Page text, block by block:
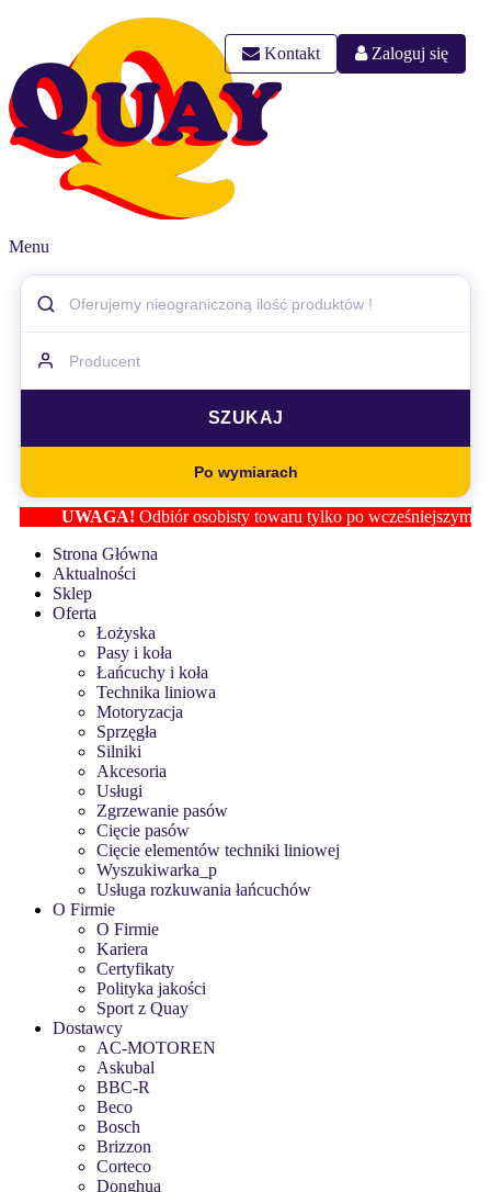
Kontakt Zaloguj się
Menu
Po wymiarach
UWAGA!Odbiór osobisty towaru tylko po wcześniejszym
Strona Główna
Aktualności
Sklep
Oferta
Łożyska
Pasy i koła
Łańcuchy i koła
Technika liniowa
Motoryzacja
Sprzęgła
Silniki
Akcesoria
Usługi
Zgrzewanie pasów
Cięcie pasów
Cięcie elementów techniki liniowej
Wyszukiwarka_p
Usługa rozkuwania łańcuchów
O Firmie
O Firmie
Kariera
Certyfikaty
Polityka jakości
Sport z Quay
Dostawcy
AC-MOTOREN
Askubal
BBC-R
Beco
Bosch
Brizzon
Corteco
Donghua